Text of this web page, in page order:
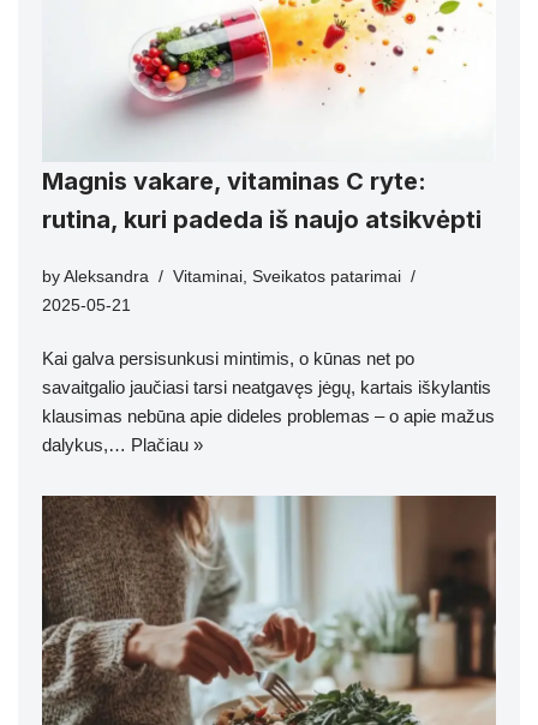
Magnis vakare, vitaminas C ryte:
rutina, kuri padeda iš naujo atsikvėpti
by Aleksandra Vitaminai Sveikatos patarimai
2025-05-21
Kai galva persisunkusi mintimis, o kūnas net po
savaitgalio jaučiasi tarsi neatgavęs jėgų, kartais iškylantis
klausimas nebūna apie dideles problemas – o apie mažus
dalykus,… Plačiau »